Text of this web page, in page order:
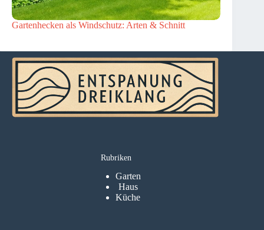
Gartenhecken als Windschutz: Arten & Schnitt
Rubriken
Garten
Haus
Küche